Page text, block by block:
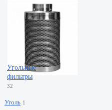
Угольные
фильтры
32
Уголь 1